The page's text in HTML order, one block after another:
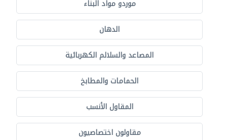
موردو مواد البناء
الدهان
المصاعد والسلالم الكهربائية
الحمامات والمطابخ
المقاول الأنسب
مقاولون اختصاصيون